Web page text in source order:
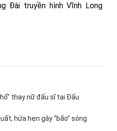
Đài truyền hình Vĩnh Long
thay nữ đấu sĩ tại Đấu
hứa hẹn gây “bão” sóng